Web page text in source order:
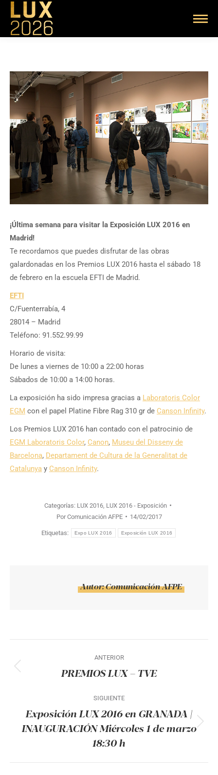
¡Última semana para visitar la Exposición LUX 2016 en
Madrid!
Te recordamos que puedes disfrutar de las obras
galardonadas en los Premios LUX 2016 hasta el sábado 18
de febrero en la escuela EFTI de Madrid.
EFTI
C/Fuenterrabía, 4
28014 – Madrid
Teléfono: 91.552.99.99
Horario de visita:
De lunes a viernes de 10:00 a 22:00 horas
Sábados de 10:00 a 14:00 horas.
La exposición ha sido impresa gracias a Laboratoris Color
EGM con el papel Platine Fibre Rag 310 gr de Canson Infinity.
Los Premios LUX 2016 han contado con el patrocinio de
EGM Laboratoris Color, Canon, Museu del Disseny de
Barcelona, Departament de Cultura de la Generalitat de
Catalunya y Canson Infinity.
Categorías: LUX 2016, LUX 2016 - Exposición
PorComunicación AFPE 14/02/2017
Etiquetas: Expo LUX 2016 Exposición LUX 2016
Autor:Comunicación AFPE
Navegación
entre
publicaciones
ANTERIOR
Publicación
PREMIOS LUX – TVE
SIGUIENTE
Publicación
siguiente:
Exposición LUX 2016 en GRANADA |
INAUGURACIÓN Miércoles 1 de marzo
18:30 h